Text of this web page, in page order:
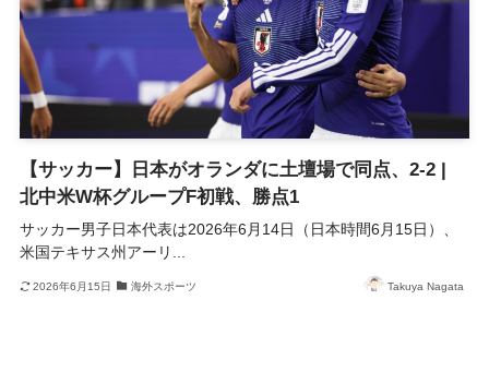
【サッカー】日本がオランダに土壇場で同点、2-2 |
北中米W杯グループF初戦、勝点1
サッカー男子日本代表は2026年6月14日（日本時間6月15日）、
米国テキサス州アーリ...
2026年6月15日 海外スポーツ Takuya Nagata